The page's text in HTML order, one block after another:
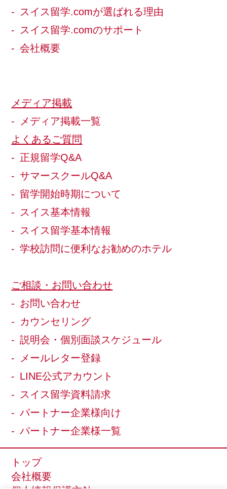
スイス留学.comが選ばれる理由
スイス留学.comのサポート
会社概要
メディア掲載
メディア掲載一覧
よくあるご質問
正規留学Q&A
サマースクールQ&A
留学開始時期について
スイス基本情報
スイス留学基本情報
学校訪問に便利なお勧めのホテル
ご相談・お問い合わせ
お問い合わせ
カウンセリング
説明会・個別面談スケジュール
メールレター登録
LINE公式アカウント
スイス留学資料請求
パートナー企業様向け
パートナー企業様一覧
トップ
会社概要